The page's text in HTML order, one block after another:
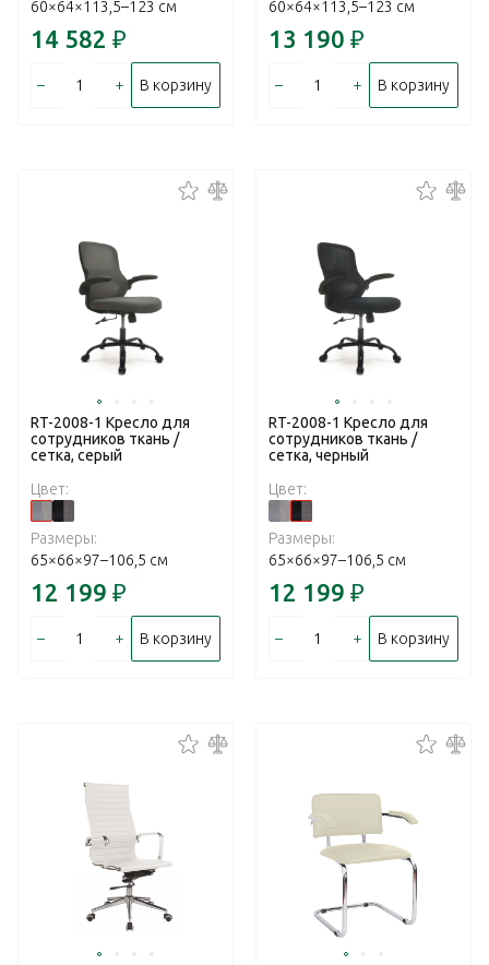
60×64×113,5–123 см
14 582 ₽
– + В корзину
60×64×113,5–123 см
13 190 ₽
– + В корзину
RT-2008-1 Кресло для
сотрудников ткань /
сетка, серый
Цвет:
Размеры:
65×66×97–106,5 см
12 199 ₽
– + В корзину
RT-2008-1 Кресло для
сотрудников ткань /
сетка, черный
Цвет:
Размеры:
65×66×97–106,5 см
12 199 ₽
– + В корзину